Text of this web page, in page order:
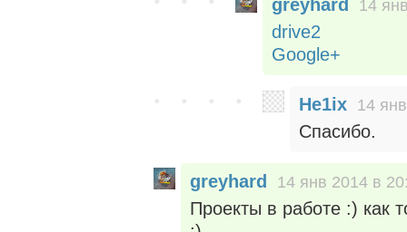
greyhard 14
drive2
Google+
He1ix 14
Спасибо.
greyhard 14 янв 2014 в
Проекты в работе :) как